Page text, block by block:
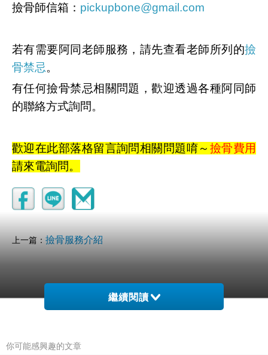
撿骨師信箱： pickupbone@gmail.com
若有需要阿同老師服務， 請先查看老師所列的撿
骨禁忌。
有任何撿骨禁忌相關問題，歡迎透過各種阿同師
的聯絡方式詢問。
歡迎在此部落格留言詢問相關問題唷～ 撿骨費用
請來電詢問。
上一篇： 撿骨服務介紹
繼續閱讀
你可能感興趣的文章